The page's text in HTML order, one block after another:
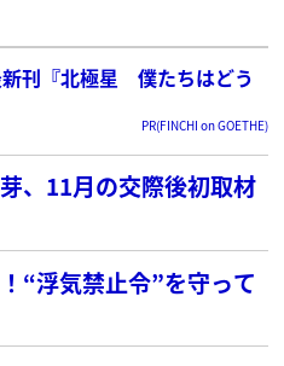
新刊『北極星 僕たちはどう
PR(FINCHI on GOETHE)
、11月の交際後初取材
“浮気禁止令”を守って